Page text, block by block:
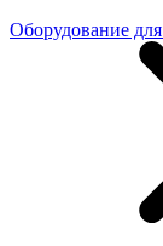
Оборудование